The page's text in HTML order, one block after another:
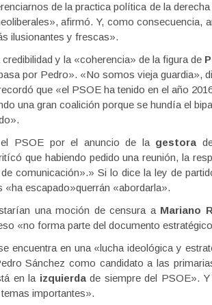
de la practica política de la
afirmó. Y, como consecuencia,
ilusionantes y frescas».
y la «coherencia» de la figura de
por Pedro». «No somos vieja guardia»,
que «el PSOE ha tenido en el año
una gran coalición porque se hundía el
PSOE por el anuncio de la gestora
que habiendo pedido una reunión, la
comunicación».» Si lo dice la ley de
«ha escapado»querrán «abordarla».
una moción de censura a Mariano
«no forma parte del documento
encuentra en una «lucha ideológica y
Sánchez como candidato a las
en la izquierdade siempre del PSOE». Y
importantes».